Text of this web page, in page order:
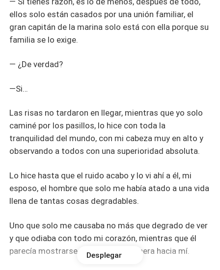
ellos solo están casados por una unión familiar, el
gran capitán de la marina solo está con ella porque su
familia se lo exige.
― ¿De verdad?
―Si…
Las risas no tardaron en llegar, mientras que yo solo
caminé por los pasillos, lo hice con toda la
tranquilidad del mundo, con mi cabeza muy en alto y
observando a todos con una superioridad absoluta.
Lo hice hasta que el ruido acabo y lo vi ahí a él, mi
esposo, el hombre que solo me había atado a una vida
llena de tantas cosas degradables.
Uno que solo me causaba no más que degrado de ver
y que odiaba con todo mi corazón, mientras que él
parecía mostrarse de la misma manera hacia mí.
Desplegar